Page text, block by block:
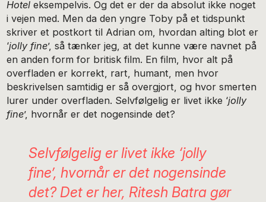
Hotel eksempelvis. Og det er der da absolut ikke noget
i vejen med. Men da den yngre Toby på et tidspunkt
skriver et postkort til Adrian om, hvordan alting blot er
‘jolly fine’, så tænker jeg, at det kunne være navnet på
en anden form for britisk film. En film, hvor alt på
overfladen er korrekt, rart, humant, men hvor
beskrivelsen samtidig er så overgjort, og hvor smerten
lurer under overfladen. Selvfølgelig er livet ikke ‘jolly
fine’, hvornår er det nogensinde det?
Selvfølgelig er livet ikke ‘jolly
fine’, hvornår er det nogensinde
det? Det er her, Ritesh Batra gør